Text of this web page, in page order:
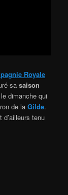
Royale
sasaison
dimanche qui
de laGilde.
d’ailleurs tenu